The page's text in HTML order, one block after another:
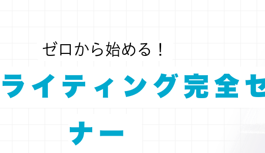
ゼロから始める！
ライティング完全
ナー